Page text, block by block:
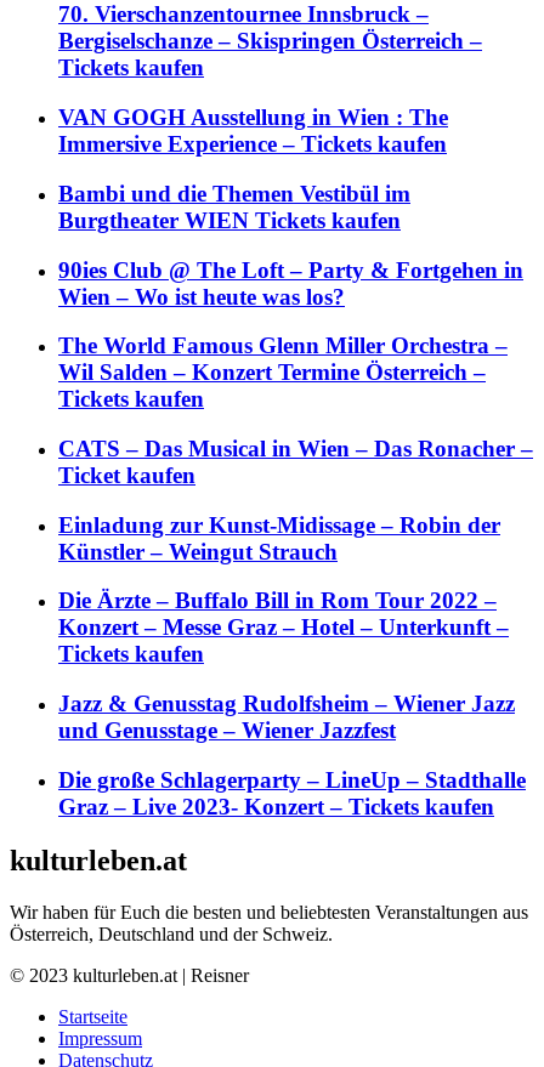
70. Vierschanzentournee Innsbruck –
Bergiselschanze – Skispringen Österreich –
Tickets kaufen
VAN GOGH Ausstellung in Wien : The
Immersive Experience – Tickets kaufen
Bambi und die Themen Vestibül im
Burgtheater WIEN Tickets kaufen
90ies Club @ The Loft – Party & Fortgehen in
Wien – Wo ist heute was los?
The World Famous Glenn Miller Orchestra –
Wil Salden – Konzert Termine Österreich –
Tickets kaufen
CATS – Das Musical in Wien – Das Ronacher –
Ticket kaufen
Einladung zur Kunst-Midissage – Robin der
Künstler – Weingut Strauch
Die Ärzte – Buffalo Bill in Rom Tour 2022 –
Konzert – Messe Graz – Hotel – Unterkunft –
Tickets kaufen
Jazz & Genusstag Rudolfsheim – Wiener Jazz
und Genusstage – Wiener Jazzfest
Die große Schlagerparty – LineUp – Stadthalle
Graz – Live 2023- Konzert – Tickets kaufen
kulturleben.at
Wir haben für Euch die besten und beliebtesten Veranstaltungen aus
Österreich, Deutschland und der Schweiz.
© 2023 kulturleben.at | Reisner
Startseite
Impressum
Datenschutz